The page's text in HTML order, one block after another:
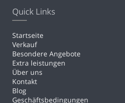
Quick Links
Startseite
Verkauf
Besondere Angebote
Extra leistungen
Über uns
Kontakt
Blog
Geschäftsbedingungen